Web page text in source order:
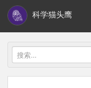
i
科学猫头鹰
搜
索：